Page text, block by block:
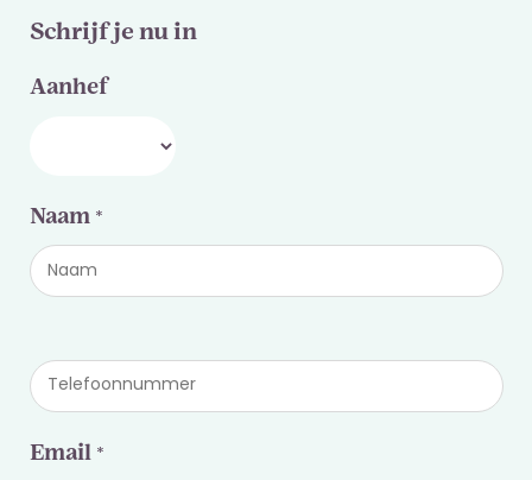
Schrijf je nu in
Aanhef
Naam *
Email *